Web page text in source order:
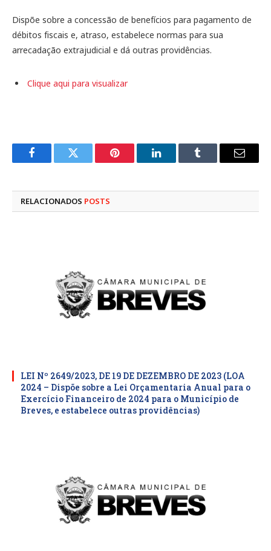
Dispõe sobre a concessão de benefícios para pagamento de
débitos fiscais e, atraso, estabelece normas para sua
arrecadação extrajudicial e dá outras providências.
Clique aqui para visualizar
FacebookTwitter Pinterest LinkedInTumblr
E-
RELACIONADOS POSTS
LEI Nº 2649/2023, DE 19 DE DEZEMBRO DE 2023 (LOA
2024 – Dispõe sobre a Lei Orçamentaria Anual para o
Exercício Financeiro de 2024 para o Município de
Breves, e estabelece outras providências)